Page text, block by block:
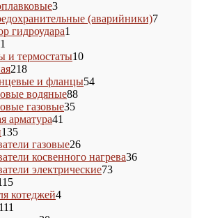
33
товара(аварийники)77
гидроудара1
товаров
и термостаты1010
218218
товаров
и фланцы5454
водяные8888
газовые3535
арматура41
135135
товаров
газовые2626
товаров
косвенного нагрева3636
электрические7373
115
товаров
котеджей44
111